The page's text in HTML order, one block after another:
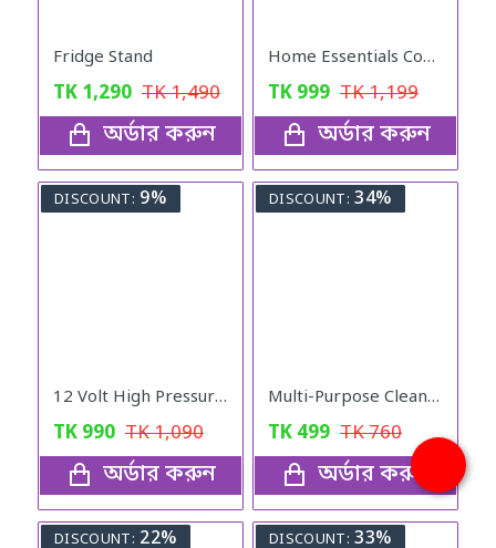
Fridge Stand
TK 1,290 TK1,490
অর্ডার করুন
Home Essentials Combo Pack
TK 999 TK1,199
অর্ডার করুন
DISCOUNT: 9%
12 Volt High Pressure Full Set Water Pump
TK 990 TK1,090
অর্ডার করুন
DISCOUNT: 34%
Multi-Purpose Cleaner
TK 499 TK760
অর্ডার করুন
DISCOUNT: 22% DISCOUNT: 33%